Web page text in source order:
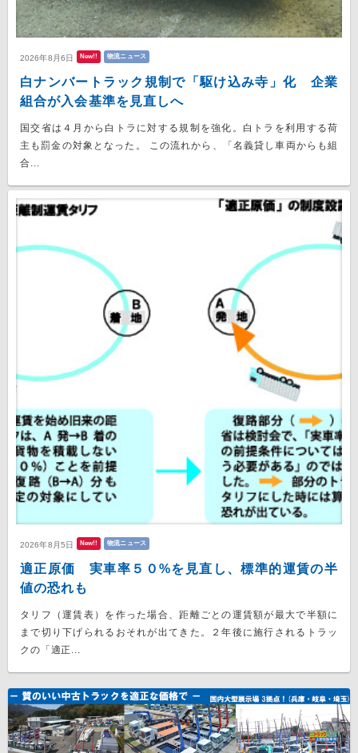
2026年8月6日 New!! 物流ニュース
白ナンバートラック規制で「駆け込み寺」化 企業
組合が入会基準を見直しへ
国交省は４月から白トラに対する規制を強化。白トラを利用する荷
主も罰金の対象となった。 この流れから、「名義貸し車両からも組
合...
2026年8月5日 New!! 物流ニュース
適正原価 実車率５０%を見直し、標準的運賃の半
値の恐れも
タリフ（運賃表）を作った場合、距離ごとの運賃額が最大で半額に
まで切り下げられるおそれが出てきた。２年後に施行されるトラッ
クの「適正...